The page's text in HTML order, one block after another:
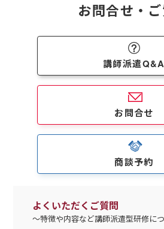
お問合せ・
講師派遣Q&A
お問合せ
商談予約
よくいただくご質問
～特徴や内容など講師派遣型研修に